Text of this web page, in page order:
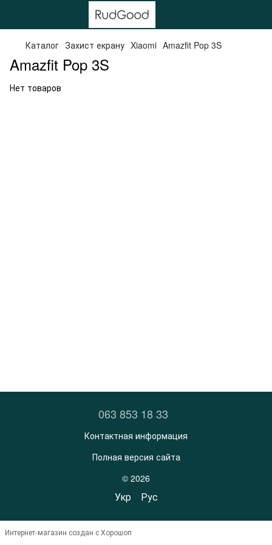
Каталог Захист екрану Xiaomi Amazfit Pop 3S
Amazfit Pop 3S
Нет товаров
063 853 18 33
Контактная информация
Полная версия сайта
© 2026
Укр Рус
Интернет-магазин создан с Хорошоп